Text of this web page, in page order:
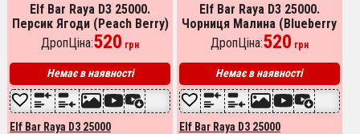
Elf Bar Raya D3 25000.
Персик Ягоди (Peach Berry)
ДропЦіна:520 грн
Немає в наявності
Elf Bar Raya D3 25000
Elf Bar Raya D3 25000.
Чорниця Малина (Blueberry
Raspberry)
ДропЦіна:520 грн
Немає в наявності
Elf Bar Raya D3 25000